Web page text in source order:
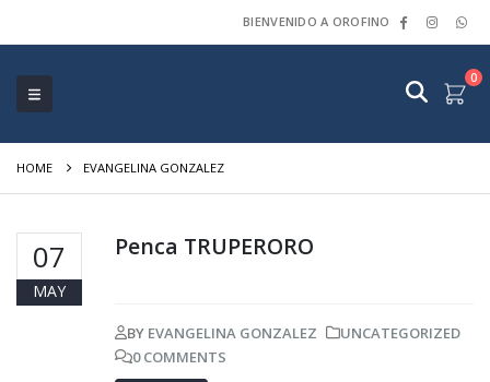
BIENVENIDO A OROFINO
0
HOME EVANGELINA GONZALEZ
07
MAY
Penca TRUPERORO
BY EVANGELINA GONZALEZ
UNCATEGORIZED
0 COMMENTS